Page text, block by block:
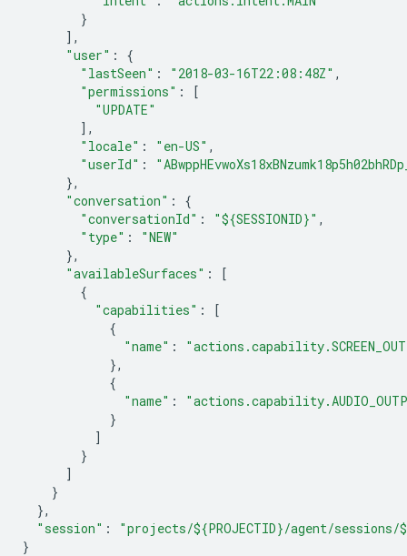
}
],
"user" :
{
"lastSeen" : "2018-03-16T22:08:48Z" ,
"permissions" :
[
"UPDATE"
],
"locale" : "en-US" ,
"userId" :
},
"conversation" :
{
"conversationId" : "${SESSIONID}" ,
"type" :
"NEW"
},
"availableSurfaces" :
[
{
"capabilities" :
[
{
"name" :
},
{
"name" :
}
]
}
]
}
},
"session" :
"projects/${PROJECTID}/agent/sessions/
}